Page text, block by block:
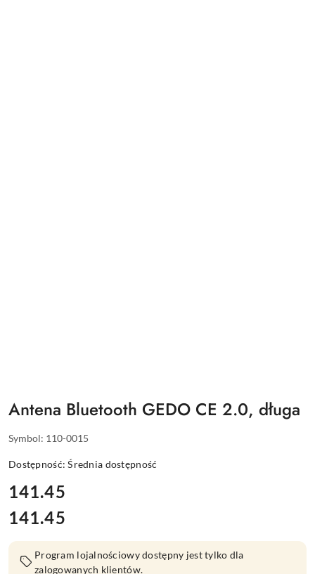
Antena Bluetooth GEDO CE 2.0, długa
Symbol: 110-0015
Dostępność:Średnia dostępność
cena:
141.45
Cena:
141.45
Program lojalnościowy dostępny jest tylko dla
zalogowanych klientów.